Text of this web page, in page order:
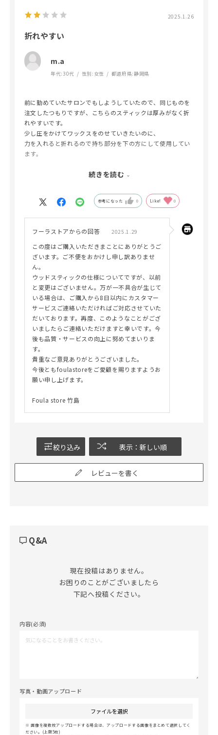
2025.1.26
折れやすい
m.a
年代:30代 性別: 女性 都道府県:静岡県
前に勤めていたサロンでもしようしていたので、同じものを
注文したつもりですが、こちらのスティックは厚みがなく折
れやすいです。
少し圧をかけてワックスをのせていきたいのに、
力を入れると折れるので持ち部分を下の方にして使用してい
ます。
てしまったのか分かりませんが
続きを読む
参考になった 0 Like! 0
フーラストアからの回答 2025.1.29
この度はご購入いただきまことにありがとうご
ざいます。ご不便をおかけし申し訳ありませ
ん。
ウッドスティックの仕様についてですが、以前
と変更はございません。万が一不具合が生じて
いる場合は、ご購入から8日以内にカスタマー
サービスご連絡いただければご対応させていた
だいております。再度、このようなことがござ
いましたらご連絡いただけますと幸いです。今
後も品質・サービスの向上に努めてまいりま
す。
貴重なご意見ありがとうございました。
今後ともfoulastoreをご愛顧を賜りますようお
願い申し上げます。
Foula store 竹島
絞り込み 表示：新しい順
レビューを書く
Q&A
現在投稿はありません。
お困りのことがございましたら
下記へ投稿ください。
内容(必須)
写真・動画アップロード
ファイルを選択
画像を複数枚アップロードする場合は、アップロードする画像をまとめて選択してく
ださい。(上限5枚)